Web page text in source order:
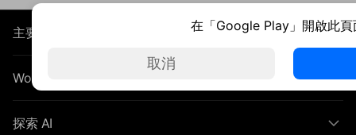
主要產品
Wondershare
探索 AI
在「Google Play」開啟此頁
取消